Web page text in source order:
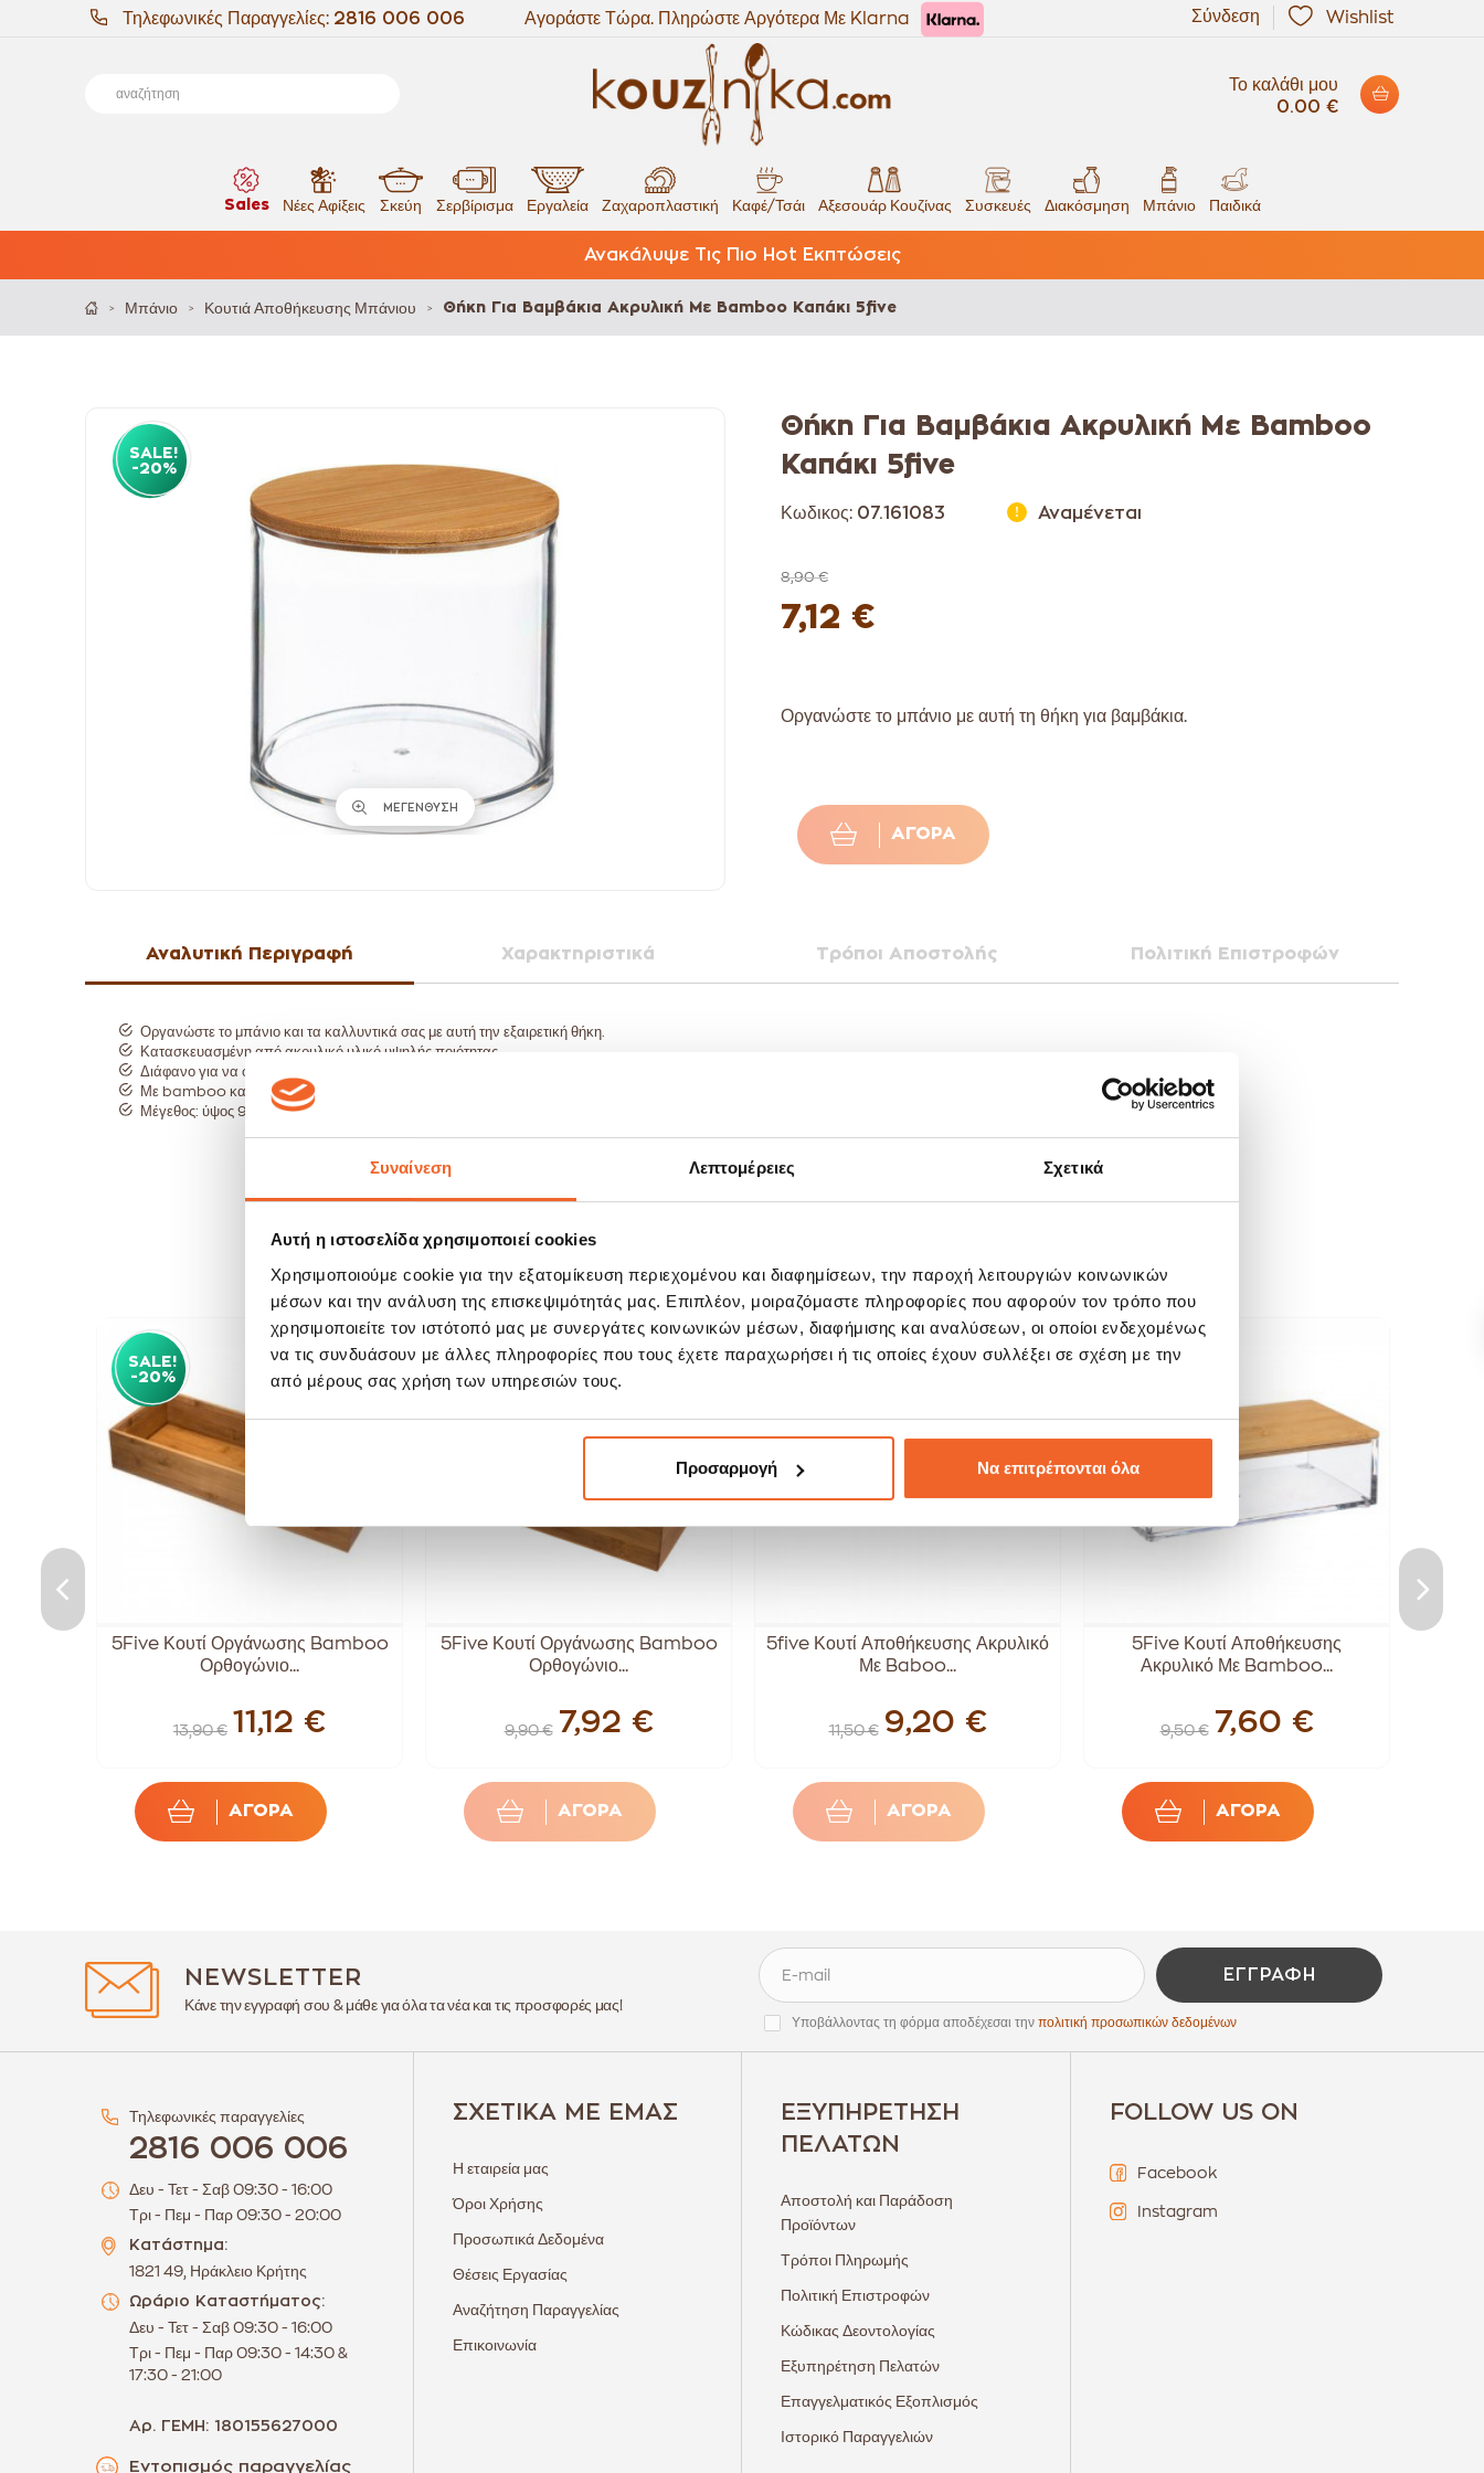
Συναίνεση Λεπτομέρειες Σχετικά
Αυτή η ιστοσελίδα χρησιμοποιεί cookies
Χρησιμοποιούμε cookie για την εξατομίκευση περιεχομένου και διαφημίσεων, την παροχή λειτουργιών κοινωνικών
μέσων και την ανάλυση της επισκεψιμότητάς μας. Επιπλέον, μοιραζόμαστε πληροφορίες που αφορούν τον τρόπο που
χρησιμοποιείτε τον ιστότοπό μας με συνεργάτες κοινωνικών μέσων, διαφήμισης και αναλύσεων, οι οποίοι ενδεχομένως
να τις συνδυάσουν με άλλες πληροφορίες που τους έχετε παραχωρήσει ή τις οποίες έχουν συλλέξει σε σχέση με την
από μέρους σας χρήση των υπηρεσιών τους.
Προσαρμογή Να επιτρέπονται όλα
Τηλεφωνικές Παραγγελίες: 2816 006 006 Αγοράστε Τώρα. Πληρώστε Αργότερα Με Klarna Wishlist
Σύνδεση
Το καλάθι μου
0.00 €
Sales Νέες Αφίξεις Σκεύη Σερβίρισμα Εργαλεία Ζαχαροπλαστική Καφέ/Τσάι Αξεσουάρ Κουζίνας Συσκευές Διακόσμηση Μπάνιο Παιδικά
Ανακάλυψε Τις Πιο Hot Εκπτώσεις
> Μπάνιο > Κουτιά Αποθήκευσης Μπάνιου > Θήκη Για Βαμβάκια Ακρυλική Με Bamboo Καπάκι 5five
SALE!
-20%
ΜΕΓΕΝΘΥΣΗ
Θήκη Για Βαμβάκια Ακρυλική Με Bamboo
Καπάκι 5five
Κωδικος: 07.161083 Αναμένεται
8,90 €
7,12 €
Οργανώστε το μπάνιο με αυτή τη θήκη για βαμβάκια.
ΑΓΟΡΆ
Αναλυτική Περιγραφή Χαρακτηριστικά Τρόποι Αποστολής Πολιτική Επιστροφών
Οργανώστε το μπάνιο και τα καλλυντικά σας με αυτή την εξαιρετική θήκη.
Κατασκευασμένη από ακρυλικό υλικό υψηλής ποιότητας.
Διάφανο για να φαίνεται το περιεχόμενο.
Με bamboo καπάκι για να διατηρούνται καθαρά.
Μέγεθος: ύψος 9,6cm, διάμετρος 9.7cm.
ΣΧΕΤΙΚΆ ΠΡΟΪΌΝΤΑ
SALE!
-20%
5Five Κουτί Οργάνωσης Bamboo
Ορθογώνιο...
13,90 € 11,12 €
ΑΓΟΡΑ
SALE!
-20%
5Five Κουτί Οργάνωσης Bamboo
Ορθογώνιο...
9,90 € 7,92 €
ΑΓΟΡΑ
SALE!
5five Κουτί Αποθήκευσης Ακρυλικό
Με Baboo...
11,50 € 9,20 €
ΑΓΟΡΑ
SALE!
5Five Κουτί Αποθήκευσης
Ακρυλικό Με Bamboo...
9,50 € 7,60 €
ΑΓΟΡΑ
NEWSLETTER
Κάνε την εγγραφή σου & μάθε για όλα τα νέα και τις προσφορές μας!
ΕΓΓΡΑΦΉ
Υποβάλλοντας τη φόρμα αποδέχεσαι την πολιτική προσωπικών δεδομένων
Τηλεφωνικές παραγγελίες
2816 006 006
Δευ - Τετ - Σαβ 09:30 - 16:00
Τρι - Πεμ - Παρ 09:30 - 20:00
Κατάστημα:
1821 49, Ηράκλειο Κρήτης
Ωράριο Καταστήματος:
Δευ - Τετ - Σαβ 09:30 - 16:00
Τρι - Πεμ - Παρ 09:30 - 14:30 &
17:30 - 21:00
Αρ. ΓΕΜΗ: 180155627000
Εντοπισμός παραγγελίας
ΣΧΕΤΙΚΆ ΜΕ ΕΜΆΣ
Η εταιρεία μας
Όροι Χρήσης
Προσωπικά Δεδομένα
Θέσεις Εργασίας
Αναζήτηση Παραγγελίας
Επικοινωνία
ΕΞΥΠΗΡΈΤΗΣΗ
ΠΕΛΑΤΏΝ
Αποστολή και Παράδοση
Προϊόντων
Τρόποι Πληρωμής
Πολιτική Επιστροφών
Κώδικας Δεοντολογίας
Εξυπηρέτηση Πελατών
Επαγγελματικός Εξοπλισμός
Ιστορικό Παραγγελιών
FOLLOW US ON
Facebook
Instagram